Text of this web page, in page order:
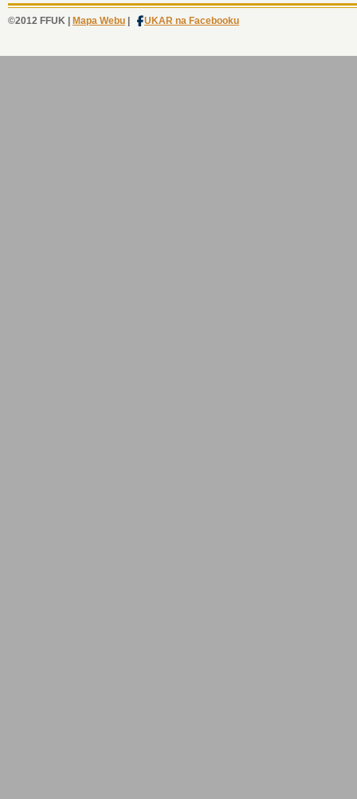
©2012 FFUK | Mapa Webu UKAR na Facebooku